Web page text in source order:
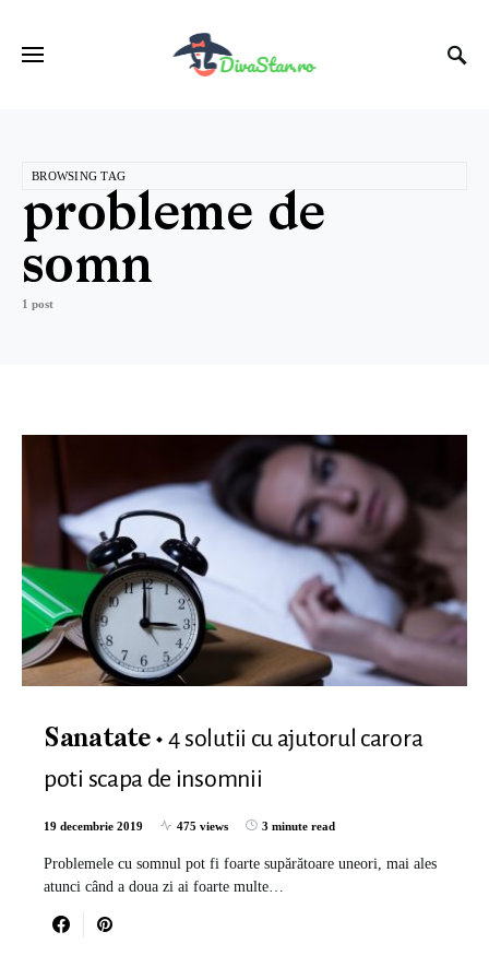
BROWSING TAG
probleme de
somn
1 post
Sanatate
4 solutii cu ajutorul carora
poti scapa de insomnii
19 decembrie 2019 475 views 3 minute read
Problemele cu somnul pot fi foarte supărătoare uneori, mai ales
atunci când a doua zi ai foarte multe…